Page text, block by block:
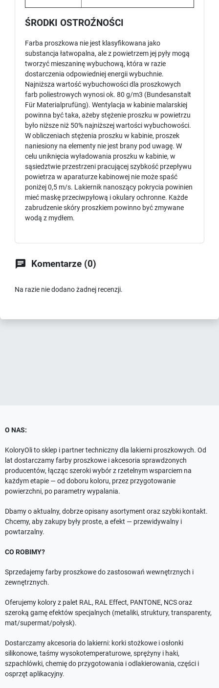
ŚRODKI OSTROŹNOŚCI
Farba proszkowa nie jest klasyfikowana jako
substancja łatwopalna, ale z powietrzem jej pyły mogą
tworzyć mieszaninę wybuchową, która w razie
dostarczenia odpowiedniej energii wybuchnie.
Najniższa wartość wybuchowości dla proszkowych
farb poliestrowych wynosi ok. 80 g/m3 (Bundesanstalt
Für Materialprufüng). Wentylacja w kabinie malarskiej
powinna być taka, ażeby stężenie proszku w powietrzu
było niższe niż 50% najniższej wartości wybuchowości.
W obliczeniach stężenia proszku w kabinie, proszek
naniesiony na elementy nie jest brany pod uwagę. W
celu uniknięcia wyładowania proszku w kabinie, w
sąsiedztwie przestrzeni pracującej szybkość przepływu
powietrza w aparaturze kabinowej nie może spaść
poniżej 0,5 m/s. Lakiernik nanoszący pokrycia powinien
mieć maskę przeciwpyłową i okulary ochronne. Każde
zabrudzenie skóry proszkiem powinno być zmywane
wodą z mydłem.
 Komentarze (0)
Na razie nie dodano żadnej recenzji.
O NAS:
KoloryOli to sklep i partner techniczny dla lakierni proszkowych. Od
lat dostarczamy farby proszkowe i akcesoria sprawdzonych
producentów, łącząc szeroki wybór z rzetelnym wsparciem na
każdym etapie — od doboru koloru, przez przygotowanie
powierzchni, po parametry wypalania.
Dbamy o aktualny, dobrze opisany asortyment oraz szybki kontakt.
Chcemy, aby zakupy były proste, a efekt — przewidywalny i
powtarzalny.
CO ROBIMY?
Sprzedajemy farby proszkowe do zastosowań wewnętrznych i
zewnętrznych.
Oferujemy kolory z palet RAL, RAL Effect, PANTONE, NCS oraz
szeroką gamę efektów specjalnych (metaliki, struktury, transparenty,
mat/supermat/połysk).
Dostarczamy akcesoria do lakierni: korki stożkowe i osłonki
silikonowe, taśmy wysokotemperaturowe, sprężyny i haki,
szpachlówki, chemię do przygotowania i odlakierowania, części i
osprzęt aplikacyjny.